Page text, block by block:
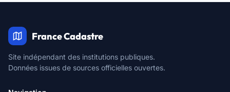
France Cadastre
Site indépendant des institutions publiques.
Données issues de sources officielles ouvertes.